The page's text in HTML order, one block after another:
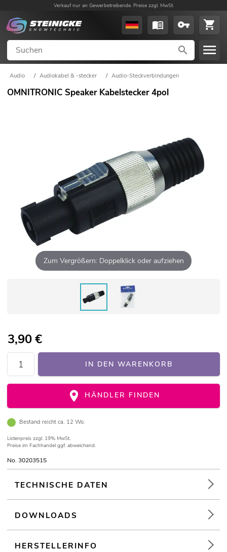
Verkauf nur an Gewerbetreibende. Preise zzgl. MwSt.
Audio / Audiokabel & -stecker / Audio-Steckverbindungen
OMNITRONIC Speaker Kabelstecker 4pol
Zum Vergrößern: Doppelklick oder aufziehen
3,90€
IN DEN WARENKORB
HÄNDLER FINDEN
Bestand reicht ca. 12 Wo.
Listenpreis zzgl. 19% MwSt.
Preise im Fachhandel ggf. abweichend.
No. 30203515
TECHNISCHE DATEN
DOWNLOADS
HERSTELLERINFO